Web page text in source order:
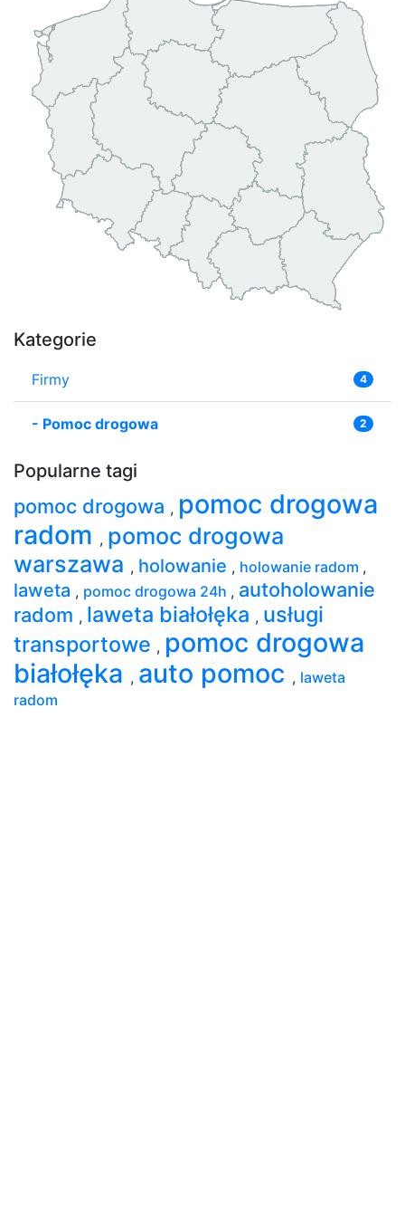
Kategorie
Firmy 4
- Pomoc drogowa 2
Popularne tagi
pomoc drogowa , pomoc drogowa
radom , pomoc drogowa
warszawa , holowanie , holowanie radom ,
laweta , pomoc drogowa 24h , autoholowanie
radom , laweta białołęka , usługi
transportowe , pomoc drogowa
białołęka , auto pomoc , laweta
radom